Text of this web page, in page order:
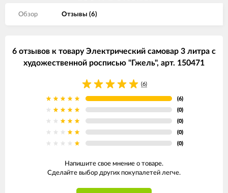
Обзор Отзывы (6)
6 отзывов к товару Электрический самовар 3 литра с
художественной росписью "Гжель", арт. 150471
(6)
(6)
(0)
(0)
(0)
(0)
Напишите свое мнение о товаре.
Сделайте выбор других покупалетей легче.